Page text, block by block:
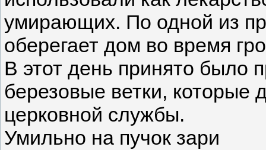
умирающих. По одной из
оберегает дом во время
В этот день принято было
березовые ветки, которые
церковной службы.
Умильно на пучок зари